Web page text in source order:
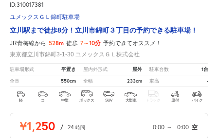
ID:310017381
ユメックスＧＬ錦町駐車場
立川駅まで徒歩8分！立川市錦町３丁目の予約できる駐車場！
JR青梅線から 528m 徒歩 7～10分 予約できてオススメ！
東京都立川市錦町3-1-30 ユメックスＧＬ株式会社
駐車場形式 平置き 屋内外形式 屋外 駐車台数 1台
全長 550cm 全幅 233cm 車高 -
軽 コ 中型 ボックス SUV 大型車 トラック 原付 バイク
¥1,250 / 24 時間 0:00 ～ 0:00 空